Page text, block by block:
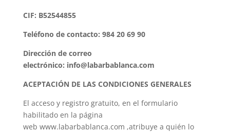
CIF: B52544855
Teléfono de contacto: 984 20 69 90
Dirección de correo
electrónico: info@labarbablanca.com
ACEPTACIÓN DE LAS CONDICIONES GENERALES
El acceso y registro gratuito, en el formulario
habilitado en la página
web www.labarbablanca.com ,atribuye a quién lo